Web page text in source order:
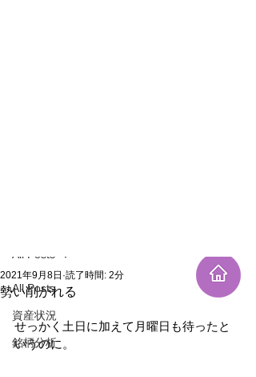
All Posts
資産状況
銘柄分析
All Posts
勢い削がれる
2021年9月8日 読了時間: 2分
せっかく土日に加えて月曜日も待ったと
いうのに。